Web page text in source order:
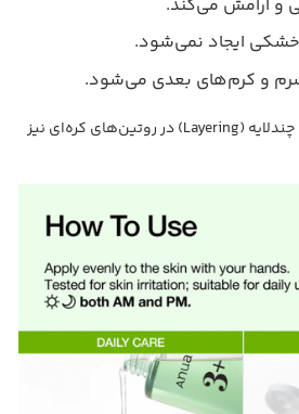
آرامش می‌کند.
ایجاد نمی‌شود.
و کرم‌های بعدی می‌شود.
این تونر حتی برای استفاده چندلایه (Layering) در روتین‌های کره‌ای نیز